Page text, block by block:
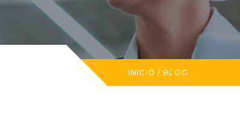
INICIO / BLOG